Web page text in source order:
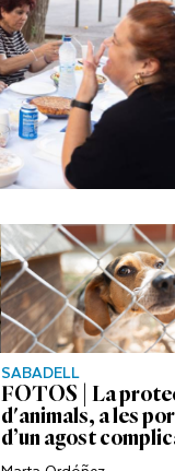
SABADELL
FOTOS | La
d'animals, a les
d’un agost